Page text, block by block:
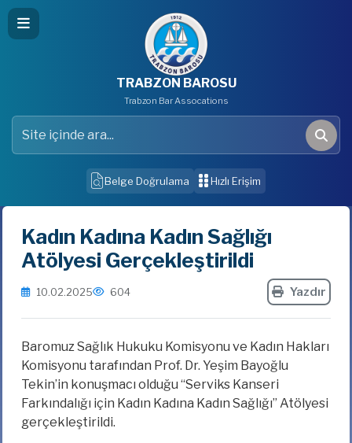
TRABZON BAROSU
Trabzon Bar Assocations
Site içinde ara
Ara
Belge Doğrulama Hızlı Erişim
Kadın Kadına Kadın Sağlığı
Atölyesi Gerçekleştirildi
10.02.2025 604 Yazdır
Baromuz Sağlık Hukuku Komisyonu ve Kadın Hakları
Komisyonu tarafından Prof. Dr. Yeşim Bayoğlu
Tekin’in konuşmacı olduğu “Serviks Kanseri
Farkındalığı için Kadın Kadına Kadın Sağlığı” Atölyesi
gerçekleştirildi.